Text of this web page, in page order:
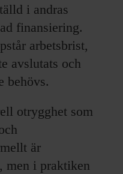
i andras
finansiering.
arbetsbrist,
avslutats och
behövs.
otrygghet som
är
men i praktiken